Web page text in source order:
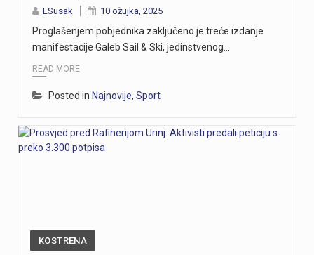
LSusak 10 ožujka, 2025
Proglašenjem pobjednika zaključeno je treće izdanje
manifestacije Galeb Sail & Ski, jedinstvenog…
READ MORE
Posted in Najnovije, Sport
KOSTRENA